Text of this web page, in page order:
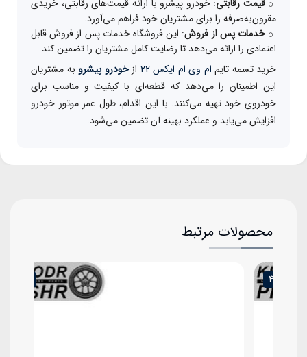
قیمت رقابتی: خودرو پیشرو با ارائه قیمت‌های رقابتی، خریدی
مقرون‌به‌صرفه را برای مشتریان خود فراهم می‌آورد.
خدمات پس از فروش: این فروشگاه خدمات پس از فروش قابل
اعتمادی را ارائه می‌دهد تا رضایت کامل مشتریان را تضمین کند.
خرید تسمه تایم ام وی ام ایکس 22 ازخودرو پیشرو به مشتریان
این اطمینان را می‌دهد که قطعه‌ای با کیفیت و مناسب برای
خودروی خود تهیه می‌کنند. با این اقدام، طول عمر موتور خودرو
افزایش می‌یابد و عملکرد بهینه آن تضمین می‌شود.
محصولات مرتبط
9%